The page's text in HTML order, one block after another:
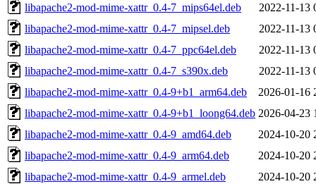
libapache2-mod-mime-xattr_0.4-7_mips64el.deb
2022-11-13
libapache2-mod-mime-xattr_0.4-7_mipsel.deb
2022-11-13
libapache2-mod-mime-xattr_0.4-7_ppc64el.deb
2022-11-13
libapache2-mod-mime-xattr_0.4-7_s390x.deb
2022-11-13
libapache2-mod-mime-xattr_0.4-9+b1_arm64.deb
2026-01-16
libapache2-mod-mime-xattr_0.4-9+b1_loong64.deb 2026-04-23
libapache2-mod-mime-xattr_0.4-9_amd64.deb
2024-10-20
libapache2-mod-mime-xattr_0.4-9_arm64.deb
2024-10-20
libapache2-mod-mime-xattr_0.4-9_armel.deb
2024-10-20